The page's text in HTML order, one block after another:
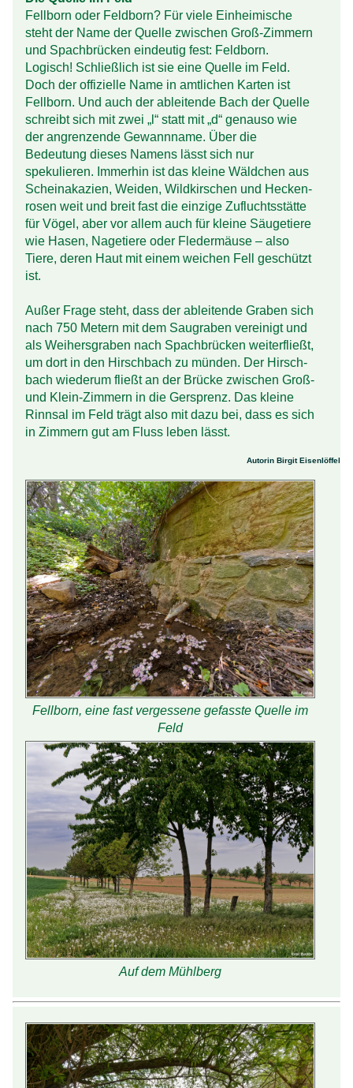
Fellborn oder Feldborn? Für viele Einheimische
steht der Name der Quelle zwischen Groß-Zimmern
und Spach­brücken eindeutig fest: Feldborn.
Logisch! Schließlich ist sie eine Quelle im Feld.
Doch der offizielle Name in amtlichen Karten ist
Fellborn. Und auch der ableitende Bach der Quelle
schreibt sich mit zwei „l“ statt mit „d“ genauso wie
der angrenzende Gewannname. Über die
Bedeutung dieses Namens lässt sich nur
spekulieren. Immerhin ist das kleine Wäldchen aus
Scheinakazien, Weiden, Wild­kirschen und Hecken­
rosen weit und breit fast die einzige Zufluchts­stätte
für Vögel, aber vor allem auch für kleine Säugetiere
wie Hasen, Nage­tiere oder Fleder­mäuse – also
Tiere, deren Haut mit einem weichen Fell geschützt
ist.
Außer Frage steht, dass der ableitende Graben sich
nach 750 Metern mit dem Sau­graben vereinigt und
als Weihers­graben nach Spach­brücken weiterfließt,
um dort in den Hirsch­bach zu münden. Der Hirsch­
bach wiederum fließt an der Brücke zwischen Groß-
und Klein-Zimmern in die Gersprenz. Das kleine
Rinnsal im Feld trägt also mit dazu bei, dass es sich
in Zimmern gut am Fluss leben lässt.
Autorin Birgit Eisenlöffel
Fellborn, eine fast vergessene gefasste Quelle im
Feld
Auf dem Mühlberg